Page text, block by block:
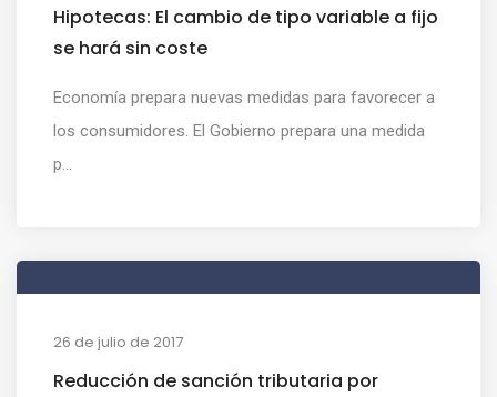
Hipotecas: El cambio de tipo variable a fijo
se hará sin coste
Economía prepara nuevas medidas para favorecer a
los consumidores. El Gobierno prepara una medida
p...
26 de julio de 2017
Reducción de sanción tributaria por